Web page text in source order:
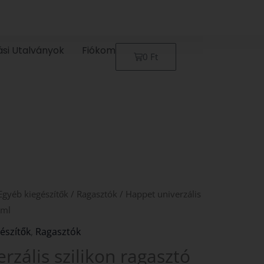
Utalványok Fiókom 0 Ft
Kosár
kiegészítők / Ragasztók / Happet univerzális
Ragasztók
szilikon ragasztó